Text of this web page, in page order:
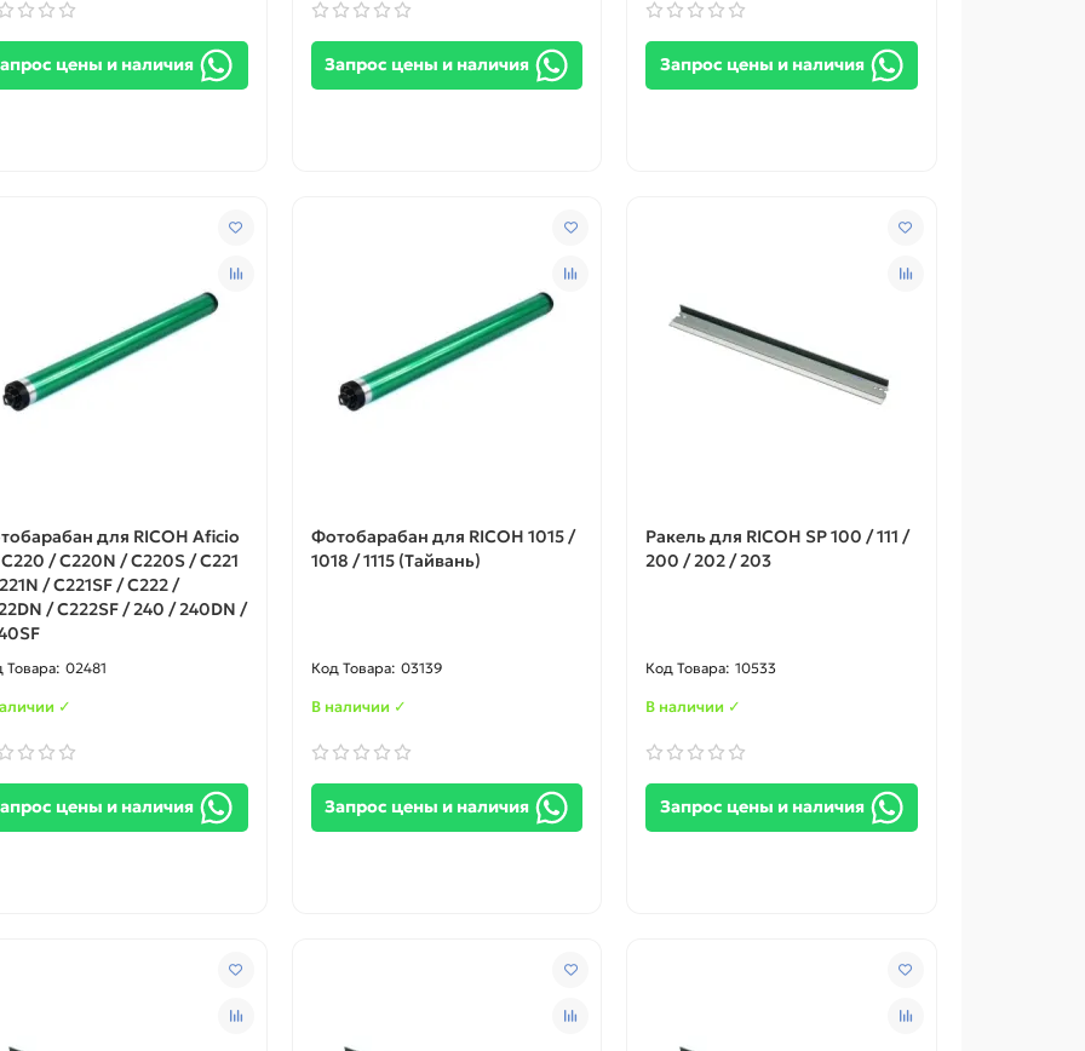
цены и наличия Запрос цены и наличия Запрос цены и наличия
для RICOH Aficio
/ C220N / C220S / C221
/ C221SF / C222 /
/ C222SF / 240 / 240DN /
02481
✓
цены и наличия
Фотобарабан для RICOH 1015 /
1018 / 1115 (Тайвань)
03139
В наличии ✓
Запрос цены и наличия
Ракель для RICOH SP 100 / 111 /
200 / 202 / 203
10533
В наличии ✓
Запрос цены и наличия